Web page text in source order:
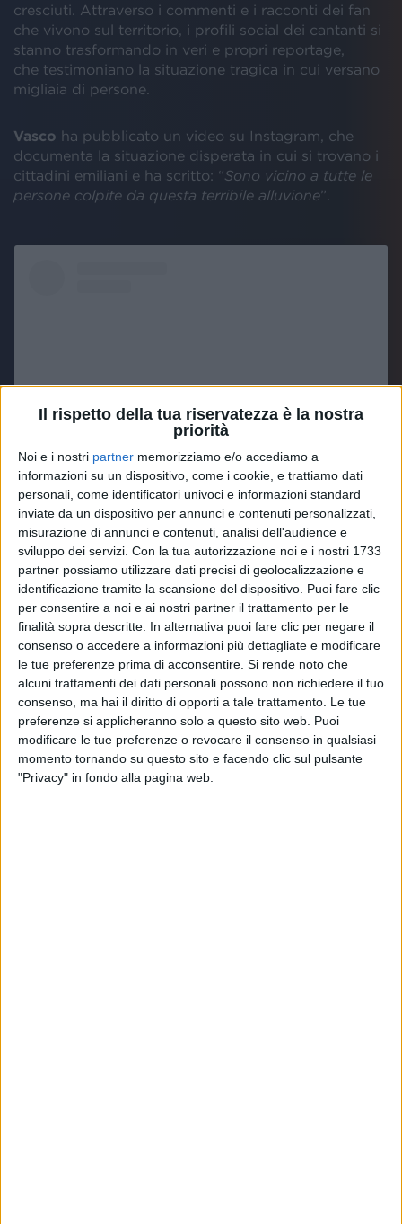
Il rispetto della tua riservatezza è la nostra
priorità
Noi e i nostri partner memorizziamo e/o accediamo a
informazioni su un dispositivo, come i cookie, e trattiamo dati
personali, come identificatori univoci e informazioni standard
inviate da un dispositivo per annunci e contenuti personalizzati,
misurazione di annunci e contenuti, analisi dell'audience e
sviluppo dei servizi. Con la tua autorizzazione noi e i nostri 1733
partner possiamo utilizzare dati precisi di geolocalizzazione e
identificazione tramite la scansione del dispositivo. Puoi fare clic
per consentire a noi e ai nostri partner il trattamento per le
finalità sopra descritte. In alternativa puoi fare clic per negare il
consenso o accedere a informazioni più dettagliate e modificare
le tue preferenze prima di acconsentire. Si rende noto che
alcuni trattamenti dei dati personali possono non richiedere il tuo
consenso, ma hai il diritto di opporti a tale trattamento. Le tue
preferenze si applicheranno solo a questo sito web. Puoi
modificare le tue preferenze o revocare il consenso in qualsiasi
momento tornando su questo sito e facendo clic sul pulsante
"Privacy" in fondo alla pagina web.
cresciuti. Attraverso i commenti e i racconti dei fan
che vivono sul territorio, i profili social dei cantanti si
stanno trasformando in veri e propri reportage,
che testimoniano la situazione tragica in cui versano
migliaia di persone.
Vasco ha pubblicato un video su Instagram, che
documenta la situazione disperata in cui si trovano i
cittadini emiliani e ha scritto: “Sono vicino a tutte le
persone colpite da questa terribile alluvione”.
Visualizza questo post su Instagram
Un post condiviso da Vasco Rossi (@vascorossi)
Anche Laura Pausini
ha dedicato un pensiero alla
sua regione, alla sua famiglia, a tutti i suoi amici e a